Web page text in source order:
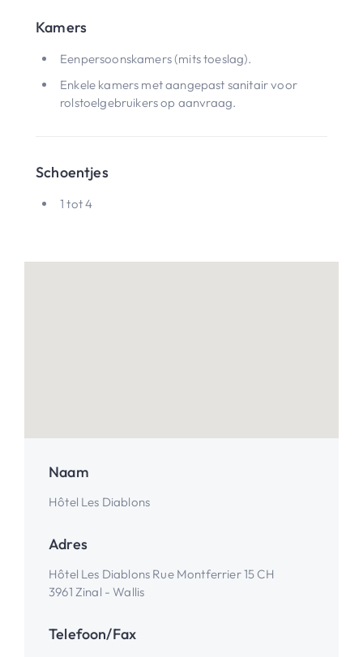
Kamers
Eenpersoonskamers (mits toeslag).
Enkele kamers met aangepast sanitair voor
rolstoelgebruikers op aanvraag.
Schoentjes
1 tot 4
Naam
Hôtel Les Diablons
Adres
Hôtel Les Diablons Rue Montferrier 15 CH
3961 Zinal - Wallis
Telefoon/Fax